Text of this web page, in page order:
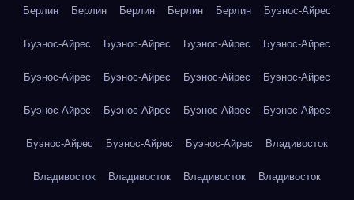
Берлин Берлин Берлин Берлин Берлин Буэнос-Айрес
Буэнос-Айрес Буэнос-Айрес Буэнос-Айрес Буэнос-Айрес
Буэнос-Айрес Буэнос-Айрес Буэнос-Айрес Буэнос-Айрес
Буэнос-Айрес Буэнос-Айрес Буэнос-Айрес Буэнос-Айрес
Буэнос-Айрес Буэнос-Айрес Буэнос-Айрес Владивосток
Владивосток Владивосток Владивосток Владивосток